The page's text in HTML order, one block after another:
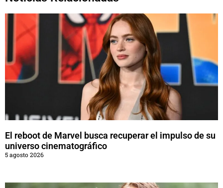
El reboot de Marvel busca recuperar el impulso de su
universo cinematográfico
5 agosto 2026